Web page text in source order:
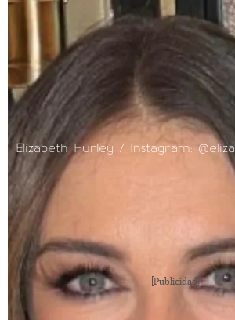
Elizabeth Hurley / Instagram:
[Publicidad]